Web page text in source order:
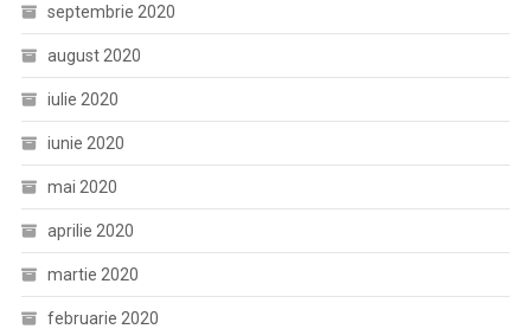
septembrie 2020
august 2020
iulie 2020
iunie 2020
mai 2020
aprilie 2020
martie 2020
februarie 2020